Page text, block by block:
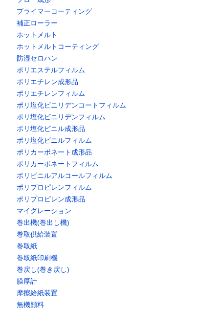
プライマーコーティング
補正ローラー
ホットメルト
ホットメルトコーティング
防湿セロハン
ポリエステルフィルム
ポリエチレン成形品
ポリエチレンフィルム
ポリ塩化ビニリデンコートフィルム
ポリ塩化ビニリデンフィルム
ポリ塩化ビニル成形品
ポリ塩化ビニルフィルム
ポリカーボネート成形品
ポリカーボネートフィルム
ポリビニルアルコールフィルム
ポリプロピレンフィルム
ポリプロピレン成形品
マイグレーション
巻出機(巻出し機)
巻取供給装置
巻取紙
巻取紙印刷機
巻戻し(巻き戻し)
膜厚計
摩擦給紙装置
無機顔料